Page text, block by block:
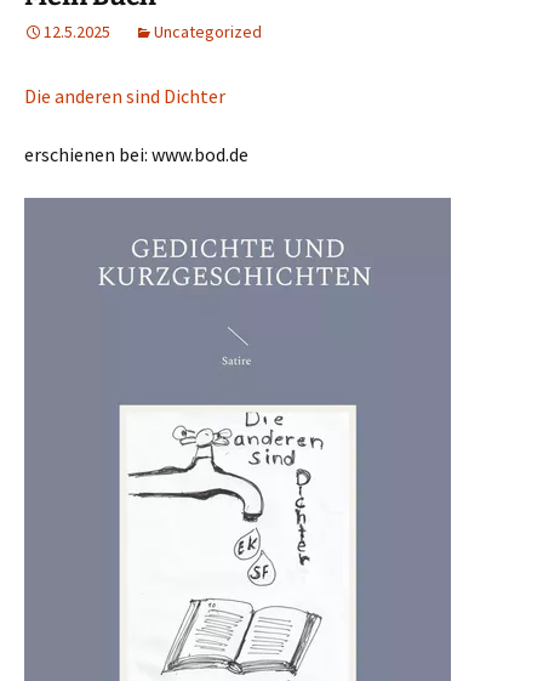
12.5.2025 Uncategorized
Die anderen sind Dichter
erschienen bei: www.bod.de